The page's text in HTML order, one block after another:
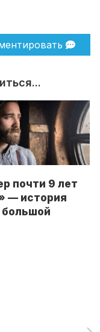
почти 9 лет
— история
большой